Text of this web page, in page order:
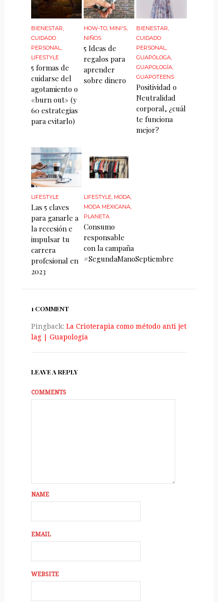
BIENESTAR
CUIDADO
PERSONAL
LIFESTYLE
5 formas de
cuidarse del
agotamiento o
«burn out» (y
60 estrategias
para evitarlo)
HOW-TO MINI'S
NIÑOS
5 Ideas de
regalos para
aprender
sobre dinero
BIENESTAR
CUIDADO
PERSONAL
GUAPÓLOGA
GUAPOLOGÍA
GUAPOTEENS
Positividad o
Neutralidad
corporal, ¿cuál
te funciona
mejor?
LIFESTYLE
Las 5 claves
para ganarle a
la recesión e
impulsar tu
carrera
profesional en
2023
LIFESTYLE, MODA,
MODA MEXICANA,
PLANETA
Consumo
responsable
con la campaña
#SegundaManoSeptiembre
1 COMMENT
Pingback: La Crioterapia como método anti jet
lag | Guapologí­a
LEAVE A REPLY
COMMENTS
NAME
EMAIL
WEBSITE